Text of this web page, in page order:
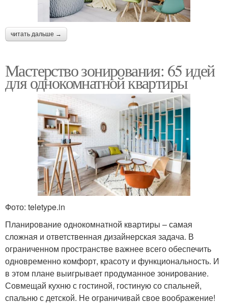
читать дальше →
Мастерство зонирования: 65 идей
для однокомнатной квартиры
Фото: teletype.in
Планирование однокомнатной квартиры – самая
сложная и ответственная дизайнерская задача. В
ограниченном пространстве важнее всего обеспечить
одновременно комфорт, красоту и функциональность. И
в этом плане выигрывает продуманное зонирование.
Совмещай кухню с гостиной, гостиную со спальней,
спальню с детской. Не ограничивай свое воображение!